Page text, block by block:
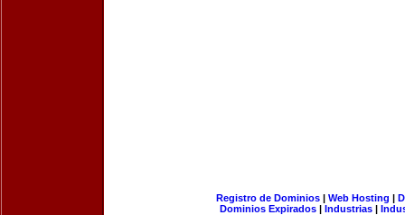
Registro de Dominios| Web Hosting |
Dominios Expirados | Industrias |